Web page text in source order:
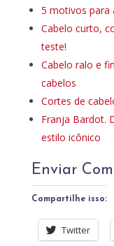
5 motivos para
Cabelo curto,
teste!
Cabelo ralo e
cabelos
Cortes de
Franja Bardot.
estilo icônico
Enviar
Compartilhe isso:
Twitter